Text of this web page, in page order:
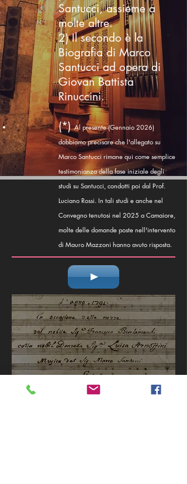
Santucci, assieme a
molte altre.
2) Il secondo è la
Biografia di Marco
Santucci ad opera di
Giovan Battista
Rinuccini.
(*)Al presente (Gennaio 2026)
dobbiamo precisare che l'allegato su
Marco Santucci rimane qui come semplice
testimonianza della fase iniziale degli
studi su Santucci, condotti poi dal Prof.
Luciano Rossi. In tali studi e anche nel
Convegno tenutosi nel 2025 a Camaiore,
molte delle domande poste nell'intervento
di Mauro Mazzoni hanno avuto risposta.